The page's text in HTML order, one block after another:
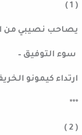
( 1 )
يصاحب نصيبي من
سوء التوفيق –
ارتداء كيمونو
***
( 2 )